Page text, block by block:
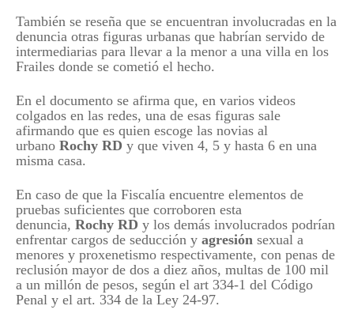
También se reseña que se encuentran involucradas en la
denuncia otras figuras urbanas que habrían servido de
intermediarias para llevar a la menor a una villa en los
Frailes donde se cometió el hecho.
En el documento se afirma que, en varios videos
colgados en las redes, una de esas figuras sale
afirmando que es quien escoge las novias al
urbano Rochy RD y que viven 4, 5 y hasta 6 en una
misma casa.
En caso de que la Fiscalía encuentre elementos de
pruebas suficientes que corroboren esta
denuncia, Rochy RD y los demás involucrados podrían
enfrentar cargos de seducción y agresión sexual a
menores y proxenetismo respectivamente, con penas de
reclusión mayor de dos a diez años, multas de 100 mil
a un millón de pesos, según el art 334-1 del Código
Penal y el art. 334 de la Ley 24-97.